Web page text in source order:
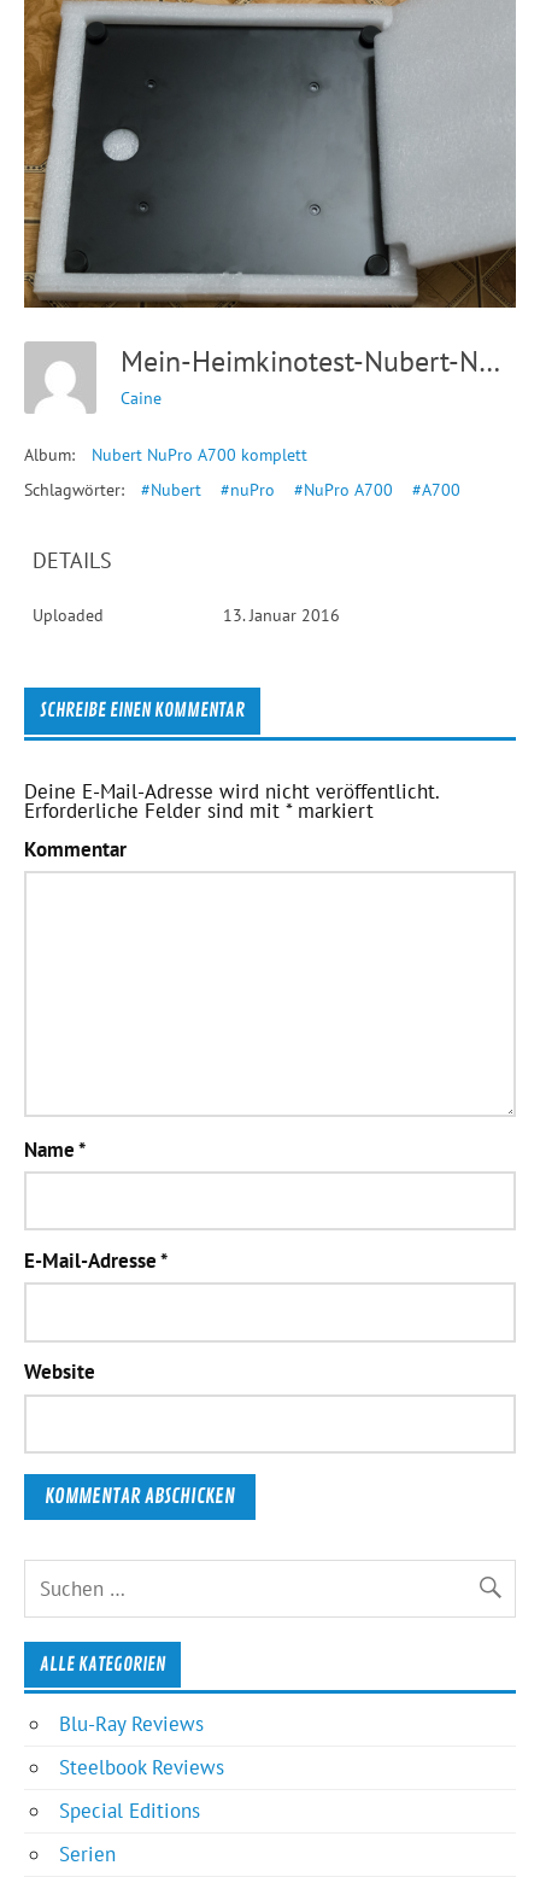
Mein-Heimkinotest-Nubert-NuPro-A-700-Test-12
Caine
Album:
Nubert NuPro A700 komplett
Schlagwörter:
#Nubert #nuPro #NuPro A700 #A700
DETAILS
Uploaded 13. Januar 2016
SCHREIBE EINEN KOMMENTAR
Deine E-Mail-Adresse wird nicht veröffentlicht.
Erforderliche Felder sind mit*markiert
Kommentar
Name*
E-Mail-Adresse*
Website
ALLE KATEGORIEN
Blu-Ray Reviews
Steelbook Reviews
Special Editions
Serien